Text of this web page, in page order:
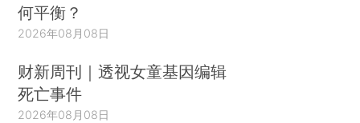
何平衡？
2026年08月08日
财新周刊｜透视女童基因编辑
死亡事件
2026年08月08日